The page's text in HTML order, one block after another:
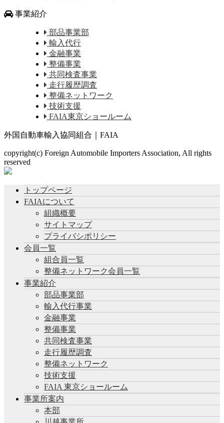
事業紹介
部品事業部
輸入代行
金融事業
整備事業
共同検査事業
走行履歴調査
整備ネットワーク
技術支援
FAIA東京ショールーム
外国自動車輸入協同組合｜FAIA
copyright(c) Foreign Automobile Importers Association, All rights
reserved
トップページ
FAIAについて
組織概要
サイトマップ
プライバシポリシー
会員一覧
組合員一覧
整備ネットワーク会員一覧
事業紹介
部品事業部
輸入代行事業
金融事業
整備事業
共同検査事業
走行履歴調査
整備ネットワーク
技術支援
FAIA 東京ショールーム
事業所案内
本部